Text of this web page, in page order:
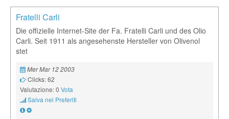
Fratelli Carli
Die offizielle Internet-Site der Fa. Fratelli Carli und des Olio
Carli. Seit 1911 als angesehenste Hersteller von Olivenol
stet
Mer Mar 12 2003
Clicks: 62
Valutazione: 0 Vota
Salva nei Preferiti